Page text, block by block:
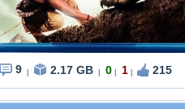
9 2.17 GB 0 1 215